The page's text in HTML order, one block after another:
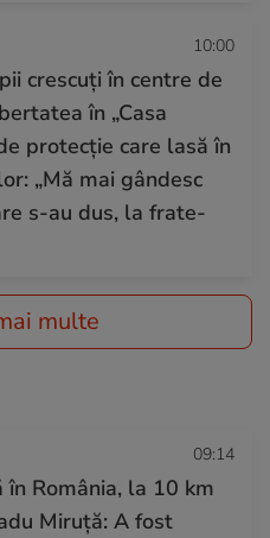
10:00
crescuți în centre de
în „Casa
protecție care lasă în
„Mă mai gândesc
s-au dus, la frate-
multe
09:14
România, la 10 km
Miruță: A fost